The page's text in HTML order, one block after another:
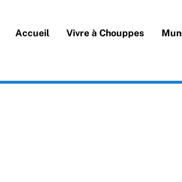
Accueil Vivre à Chouppes